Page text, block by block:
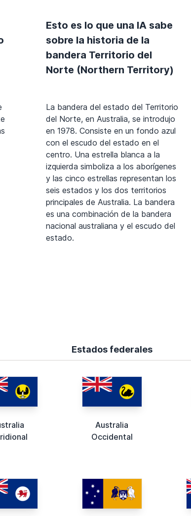
Esto es lo que una IA sabe
sobre la historia de la
bandera Territorio del
Norte (Northern Territory)
La bandera del estado del Territorio
del Norte, en Australia, se introdujo
en 1978. Consiste en un fondo azul
con el escudo del estado en el
centro. Una estrella blanca a la
izquierda simboliza a los aborígenes
y las cinco estrellas representan los
seis estados y los dos territorios
principales de Australia. La bandera
es una combinación de la bandera
nacional australiana y el escudo del
estado.
Estados federales
Australia
Occidental